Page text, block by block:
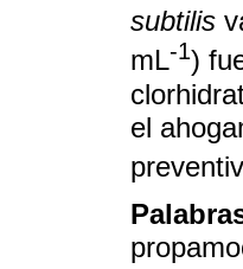
subtilis
mL-1)
el